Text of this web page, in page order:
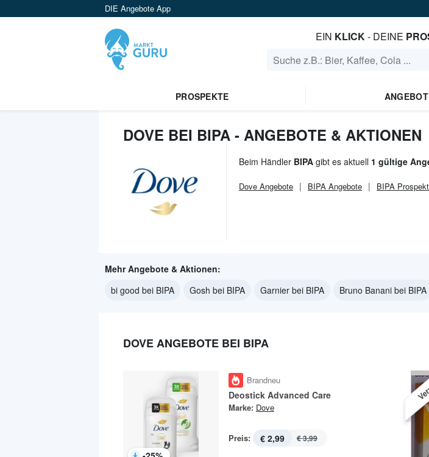
DIE Angebote App
EIN KLICK- DEINE
PROSPEKTE
DOVE BEI BIPA - ANGEBOTE & AKTIONEN
Beim Händler BIPA gibt es aktuell 1 gültige
Dove Angebote BIPA Angebote BIPA
Mehr Angebote & Aktionen:
bi good bei BIPA
Gosh bei BIPA Garnier bei BIPA Bruno Banani bei BIPA
DOVE ANGEBOTE BEI BIPA
Brandneu
Deostick Advanced Care
Marke: Dove
Preis: € 2,99 € 3,99